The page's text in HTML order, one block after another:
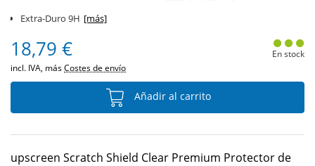
Extra-Duro 9H [más]
18,79 €
incl. IVA, másCostes de envío
En stock
Añadir al carrito
upscreen Scratch Shield Clear Premium Protector de